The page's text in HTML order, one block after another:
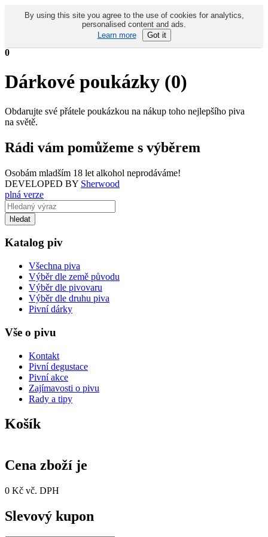
By using this site you agree to the use of cookies for analytics,
personalised content and ads.
Learn more
Got it
0
Dárkové poukázky (0)
Obdarujte své přátele poukázkou na nákup toho nejlepšího piva
na světě.
Rádi vám pomůžeme s výběrem
Osobám mladším 18 let alkohol neprodáváme!
DEVELOPED BY Sherwood
plná verze
Katalog piv
Všechna piva
Výběr dle země původu
Výběr dle pivovaru
Výběr dle druhu piva
Pivní dárky
Vše o pivu
Kontakt
Pivní degustace
Pivní akce
Zajímavosti o pivu
Rady a tipy
Košík
Cena zboží je
0 Kč vč. DPH
Slevový kupon